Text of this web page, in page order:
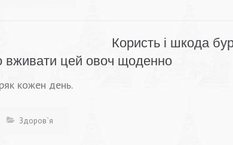
Користь і шкода
цей овоч щоденно
кожен день.
Здоров`я